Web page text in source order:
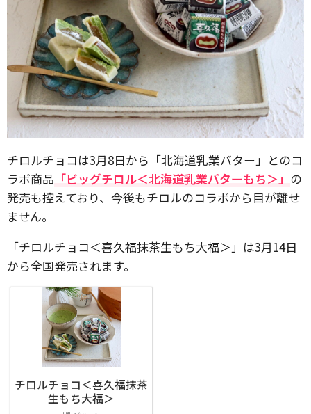
チロルチョコは3月8日から「北海道乳業バター」とのコ
ラボ商品 「ビッグチロル＜北海道乳業バターもち＞」 の
発売も控えており、今後もチロルのコラボから目が離せ
ません。
「チロルチョコ＜喜久福抹茶生もち大福＞」は3月14日
から全国発売されます。
チロルチョコ＜喜久福抹茶
生もち大福＞